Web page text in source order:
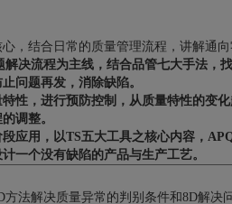
，结合日常的质量管理流程，讲解通
解决流程为主线，结合品管七大手法，
问题再发，消除缺陷。
性，进行预防控制，从质量特性的变
调整。
应用，以TS五大工具之核心内容，
一个没有缺陷的产品与生产工艺。
法解决质量异常的判别条件和8D解决